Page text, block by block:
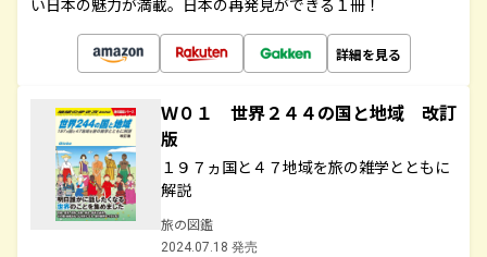
い日本の魅力が満載。日本の再発見ができる１冊！
詳細を見る
Ｗ０１ 世界２４４の国と地域 改訂
版
１９７ヵ国と４７地域を旅の雑学とともに
解説
旅の図鑑
2024.07.18 発売